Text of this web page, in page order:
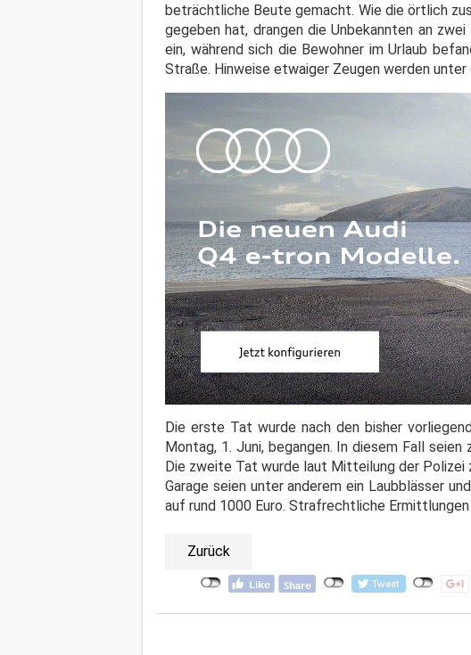
beträchtliche Beute gemacht. Wie die örtlich
gegeben hat, drangen die Unbekannten an
ein, während sich die Bewohner im Urlaub
Straße. Hinweise etwaiger Zeugen werden
Die erste Tat wurde nach den bisher
Montag, 1. Juni, begangen. In diesem Fall
Die zweite Tat wurde laut Mitteilung der Polizei
Garage seien unter anderem ein Laubblässer
auf rund 1000 Euro. Strafrechtliche
Zurück